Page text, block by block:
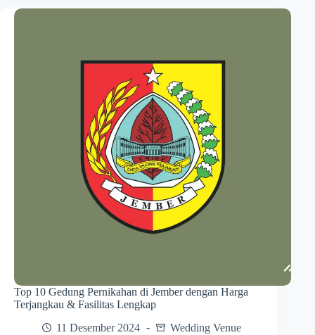
Top 10 Gedung Pernikahan di Jember dengan Harga
Terjangkau & Fasilitas Lengkap
11 Desember 2024
Wedding Venue